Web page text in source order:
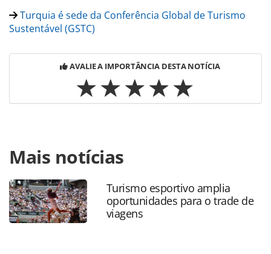
Turquia é sede da Conferência Global de Turismo
Sustentável (GSTC)
AVALIE A IMPORTÂNCIA DESTA NOTÍCIA
https://www.panrotas.com.br/mercado/destinos/2026/05/
registra-92-milhoes-de-visitantes-internacionais-no-
primeiro-trimestre_228301.html ou as ferramentas
oferecidas na página. Todo o conteúdo produzido pela
PANROTAS Editora é protegido pela legislação brasileira
sobre direito autoral. Não reproduza o conteúdo sem
Mais notícias
Turismo esportivo amplia
oportunidades para o trade de
viagens